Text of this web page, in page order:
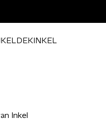
Inkel